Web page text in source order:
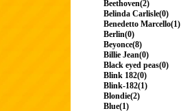
Beethoven(2)
Belinda Carlisle(0)
Benedetto Marcello(1)
Berlin(0)
Beyonce(8)
Billie Jean(0)
Black eyed peas(0)
Blink 182(0)
Blink-182(1)
Blondie(2)
Blue(1)